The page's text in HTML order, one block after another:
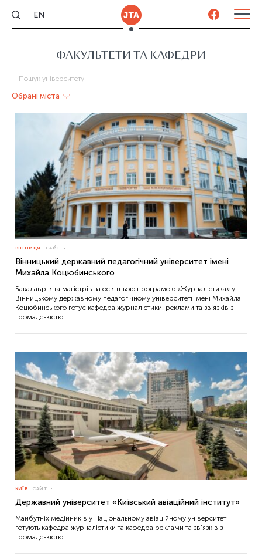
EN
ФАКУЛЬТЕТИ ТА КАФЕДРИ
Обрані міста
Вінниця
Дніпро
Запоріжжя
Івано-Франківськ
Кам'янець-Подільський
Львів
Миколаїв
Ніжин
Тернопіль
Ужгород
Харків
Черкаси
Чернівці
ВІННИЦЯ САЙТ
Вінницький державний педагогічний університет імені
Михайла Коцюбинського
Бакалаврів та магістрів за освітньою програмою «Журналістика» у
Вінницькому державному педагогічному університеті імені Михайла
Коцюбинського готує кафедра журналістики, реклами та зв’язків з
громадськістю.
КИЇВ САЙТ
Державний університет «Київський авіаційний інститут»
Майбутніх медійників у Національному авіаційному університеті
готують кафедра журналістики та кафедра реклами та зв’язків з
громадськістю.